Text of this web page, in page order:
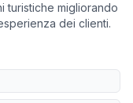
turistiche migliorando
dei clienti.